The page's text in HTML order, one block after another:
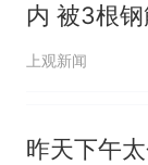
内 被3根
门迅速到场
上观新闻
昨天下午